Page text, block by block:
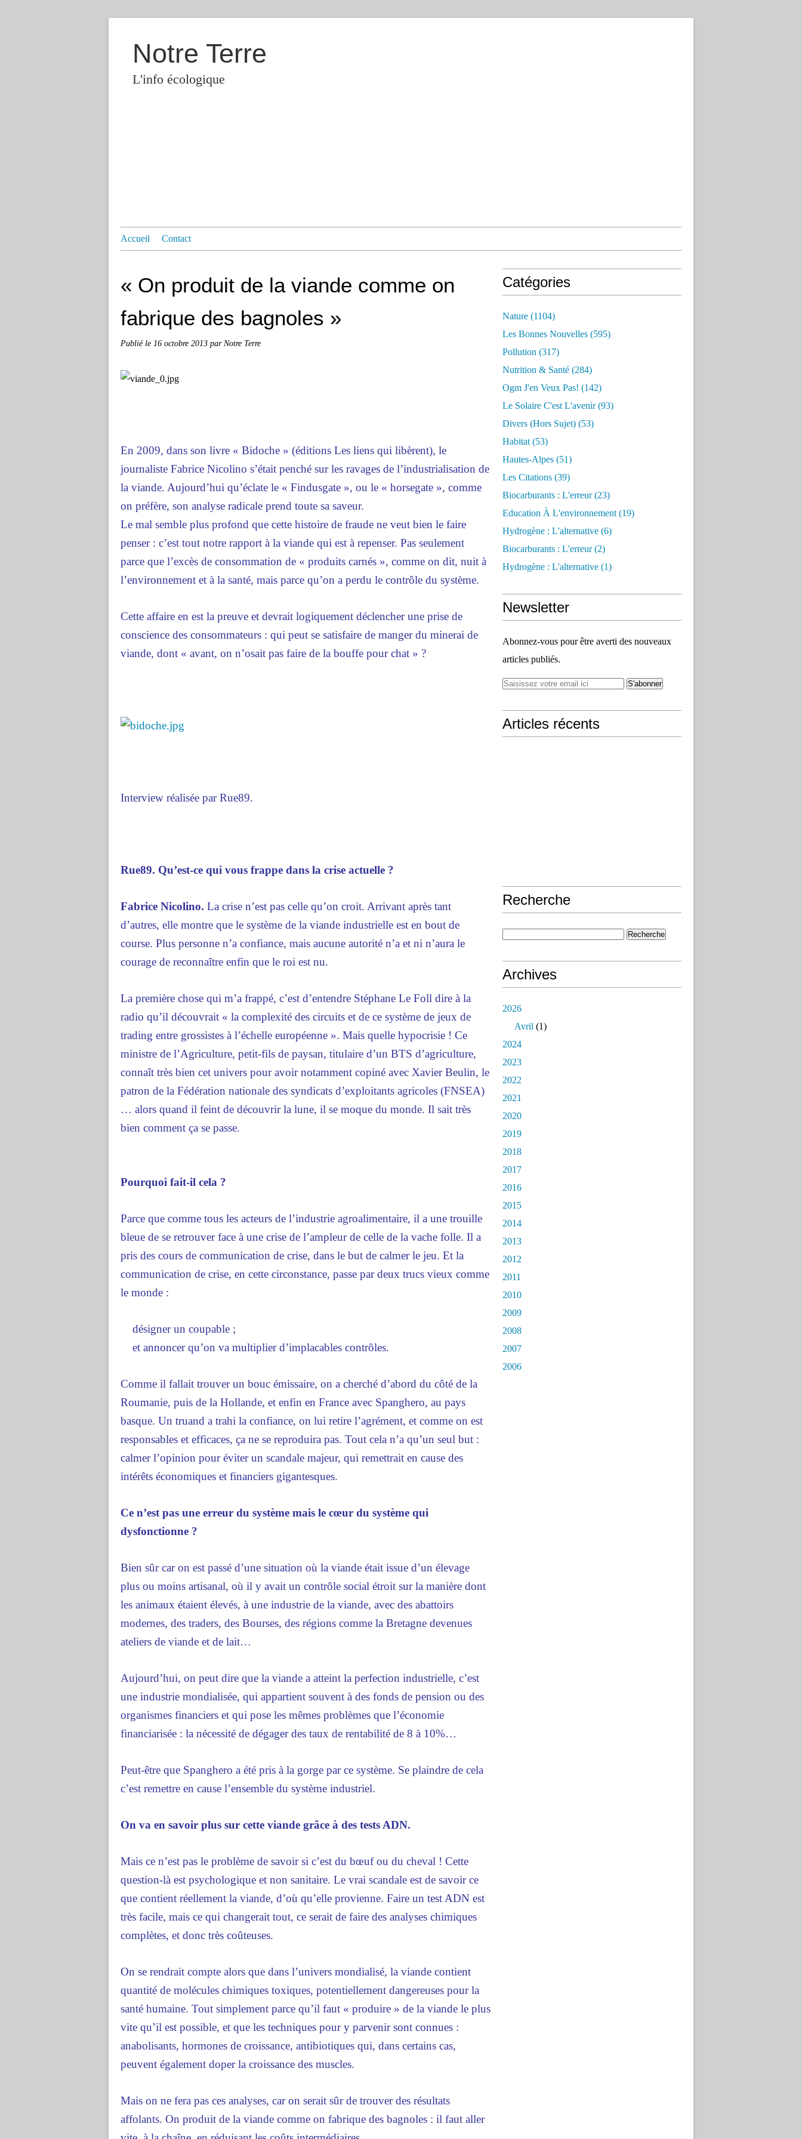
Notre Terre
L'info écologique
Accueil Contact
« On produit de la viande comme on
fabrique des bagnoles »
Publié le 16 octobre 2013 par Notre Terre
En 2009, dans son livre « Bidoche » (éditions Les liens qui libèrent), le
journaliste Fabrice Nicolino s’était penché sur les ravages de l’industrialisation de
la viande. Aujourd’hui qu’éclate le « Findusgate », ou le « horsegate », comme
on préfère, son analyse radicale prend toute sa saveur.
Le mal semble plus profond que cette histoire de fraude ne veut bien le faire
penser : c’est tout notre rapport à la viande qui est à repenser. Pas seulement
parce que l’excès de consommation de « produits carnés », comme on dit, nuit à
l’environnement et à la santé, mais parce qu’on a perdu le contrôle du système.
Cette affaire en est la preuve et devrait logiquement déclencher une prise de
conscience des consommateurs : qui peut se satisfaire de manger du minerai de
viande, dont « avant, on n’osait pas faire de la bouffe pour chat » ?
Interview réalisée par Rue89.
Rue89. Qu’est-ce qui vous frappe dans la crise actuelle ?
Fabrice Nicolino. La crise n’est pas celle qu’on croit. Arrivant après tant
d’autres, elle montre que le système de la viande industrielle est en bout de
course. Plus personne n’a confiance, mais aucune autorité n’a et ni n’aura le
courage de reconnaître enfin que le roi est nu.
La première chose qui m’a frappé, c’est d’entendre Stéphane Le Foll dire à la
radio qu’il découvrait « la complexité des circuits et de ce système de jeux de
trading entre grossistes à l’échelle européenne ». Mais quelle hypocrisie ! Ce
ministre de l’Agriculture, petit-fils de paysan, titulaire d’un BTS d’agriculture,
connaît très bien cet univers pour avoir notamment copiné avec Xavier Beulin, le
patron de la Fédération nationale des syndicats d’exploitants agricoles (FNSEA)
… alors quand il feint de découvrir la lune, il se moque du monde. Il sait très
bien comment ça se passe.
Pourquoi fait-il cela ?
Parce que comme tous les acteurs de l’industrie agroalimentaire, il a une trouille
bleue de se retrouver face à une crise de l’ampleur de celle de la vache folle. Il a
pris des cours de communication de crise, dans le but de calmer le jeu. Et la
communication de crise, en cette circonstance, passe par deux trucs vieux comme
le monde :
désigner un coupable ;
et annoncer qu’on va multiplier d’implacables contrôles.
Comme il fallait trouver un bouc émissaire, on a cherché d’abord du côté de la
Roumanie, puis de la Hollande, et enfin en France avec Spanghero, au pays
basque. Un truand a trahi la confiance, on lui retire l’agrément, et comme on est
responsables et efficaces, ça ne se reproduira pas. Tout cela n’a qu’un seul but :
calmer l’opinion pour éviter un scandale majeur, qui remettrait en cause des
intérêts économiques et financiers gigantesques.
Ce n’est pas une erreur du système mais le cœur du système qui
dysfonctionne ?
Bien sûr car on est passé d’une situation où la viande était issue d’un élevage
plus ou moins artisanal, où il y avait un contrôle social étroit sur la manière dont
les animaux étaient élevés, à une industrie de la viande, avec des abattoirs
modernes, des traders, des Bourses, des régions comme la Bretagne devenues
ateliers de viande et de lait…
Aujourd’hui, on peut dire que la viande a atteint la perfection industrielle, c’est
une industrie mondialisée, qui appartient souvent à des fonds de pension ou des
organismes financiers et qui pose les mêmes problèmes que l’économie
financiarisée : la nécessité de dégager des taux de rentabilité de 8 à 10%…
Peut-être que Spanghero a été pris à la gorge par ce système. Se plaindre de cela
c’est remettre en cause l’ensemble du système industriel.
On va en savoir plus sur cette viande grâce à des tests ADN.
Mais ce n’est pas le problème de savoir si c’est du bœuf ou du cheval ! Cette
question-là est psychologique et non sanitaire. Le vrai scandale est de savoir ce
que contient réellement la viande, d’où qu’elle provienne. Faire un test ADN est
très facile, mais ce qui changerait tout, ce serait de faire des analyses chimiques
complètes, et donc très coûteuses.
On se rendrait compte alors que dans l’univers mondialisé, la viande contient
quantité de molécules chimiques toxiques, potentiellement dangereuses pour la
santé humaine. Tout simplement parce qu’il faut « produire » de la viande le plus
vite qu’il est possible, et que les techniques pour y parvenir sont connues :
anabolisants, hormones de croissance, antibiotiques qui, dans certains cas,
peuvent également doper la croissance des muscles.
Mais on ne fera pas ces analyses, car on serait sûr de trouver des résultats
affolants. On produit de la viande comme on fabrique des bagnoles : il faut aller
Catégories
Nature (1104)
Les Bonnes Nouvelles (595)
Pollution (317)
Nutrition & Santé (284)
Ogm J'en Veux Pas! (142)
Le Solaire C'est L'avenir(93)
Divers (hors Sujet) (53)
Habitat (53)
Hautes-Alpes (51)
Les Citations (39)
Biocarburants : L'erreur(23)
Education À L'environnement (19)
Hydrogène : L'alternative (6)
Biocarburants : L'erreur(2)
Hydrogène : L'alternative (1)
Newsletter
Abonnez-vous pour être averti des nouveaux
articles publiés.
Articles récents
Recherche
Archives
2026
Avril (1)
2024
2023
2022
2021
2020
2019
2018
2017
2016
2015
2014
2013
2012
2011
2010
2009
2008
2007
2006